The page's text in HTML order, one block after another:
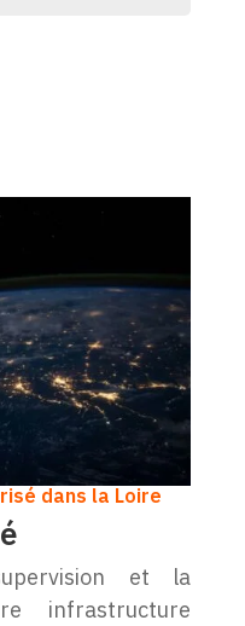
dans la Loire
et la
infrastructure